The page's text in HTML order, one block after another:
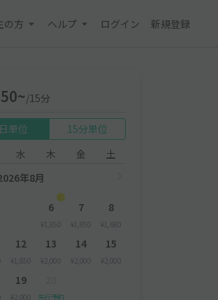
の方 ヘルプ ログイン 新規登録
/15分
単位
15分単位
水 木 金
土
年8月
6
¥1,850
7
¥1,850
8
¥1,680
12
¥1,850
13
¥2,000
14
¥2,000
15
¥2,000
19
¥2,000 先行予約